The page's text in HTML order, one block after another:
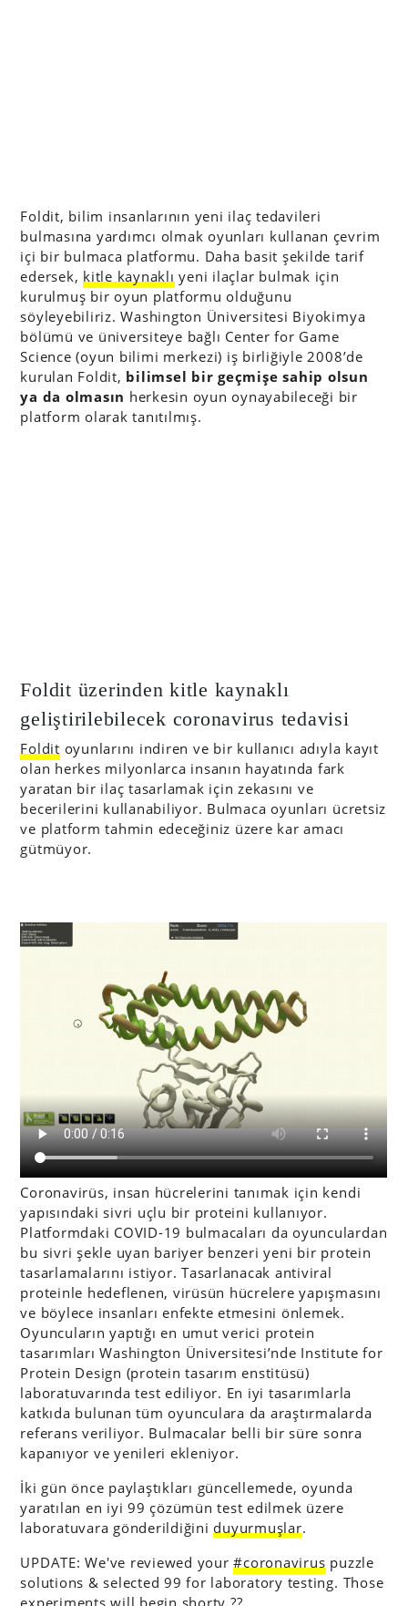
Foldit, bilim insanlarının yeni ilaç tedavileri
bulmasına yardımcı olmak oyunları kullanan çevrim
içi bir bulmaca platformu. Daha basit şekilde tarif
edersek, kitle kaynaklı yeni ilaçlar bulmak için
kurulmuş bir oyun platformu olduğunu
söyleyebiliriz. Washington Üniversitesi Biyokimya
bölümü ve üniversiteye bağlı Center for Game
Science (oyun bilimi merkezi) iş birliğiyle 2008’de
kurulan Foldit, bilimsel bir geçmişe sahip olsun
ya da olmasın herkesin oyun oynayabileceği bir
platform olarak tanıtılmış.
Foldit üzerinden kitle kaynaklı
geliştirilebilecek coronavirus tedavisi
Foldit oyunlarını indiren ve bir kullanıcı adıyla kayıt
olan herkes milyonlarca insanın hayatında fark
yaratan bir ilaç tasarlamak için zekasını ve
becerilerini kullanabiliyor. Bulmaca oyunları ücretsiz
ve platform tahmin edeceğiniz üzere kar amacı
gütmüyor.
Coronavirüs, insan hücrelerini tanımak için kendi
yapısındaki sivri uçlu bir proteini kullanıyor.
Platformdaki COVID-19 bulmacaları da oyunculardan
bu sivri şekle uyan bariyer benzeri yeni bir protein
tasarlamalarını istiyor. Tasarlanacak antiviral
proteinle hedeflenen, virüsün hücrelere yapışmasını
ve böylece insanları enfekte etmesini önlemek.
Oyuncuların yaptığı en umut verici protein
tasarımları Washington Üniversitesi’nde Institute for
Protein Design (protein tasarım enstitüsü)
laboratuvarında test ediliyor. En iyi tasarımlarla
katkıda bulunan tüm oyunculara da araştırmalarda
referans veriliyor. Bulmacalar belli bir süre sonra
kapanıyor ve yenileri ekleniyor.
İki gün önce paylaştıkları güncellemede, oyunda
yaratılan en iyi 99 çözümün test edilmek üzere
laboratuvara gönderildiğini duyurmuşlar.
UPDATE: We've reviewed your#coronavirus puzzle
solutions & selected 99 for laboratory testing. Those
experiments will begin shorty ??